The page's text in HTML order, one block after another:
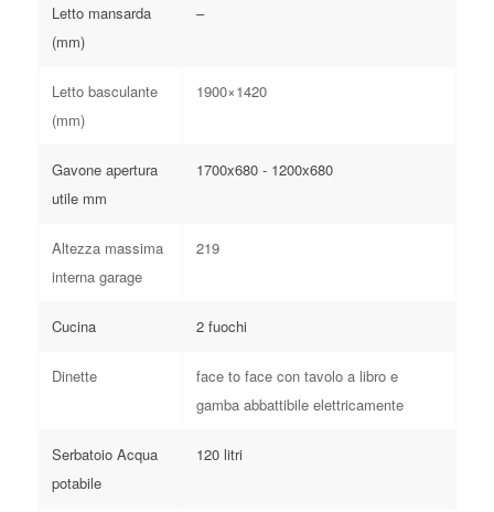
Letto mansarda
(mm)
–
Letto basculante
(mm)
1900×1420
Gavone apertura
utile mm
1700x680 - 1200x680
Altezza massima
interna garage
219
Cucina 2 fuochi
Dinette
face to face con tavolo a libro e
gamba abbattibile elettricamente
Serbatoio Acqua
potabile
120 litri